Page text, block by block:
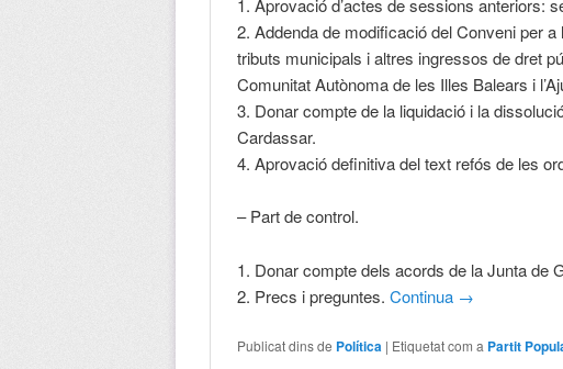
1. Aprovació d’actes de sessions anteriors:
2. Addenda de modificació del Conveni per
tributs municipals i altres ingressos de dret
Comunitat Autònoma de les Illes Balears i
3. Donar compte de la liquidació i la
Cardassar.
4. Aprovació definitiva del text refós de les
– Part de control.
1. Donar compte dels acords de la Junta de
2. Precs i preguntes.Continua →
Publicat dins de Política | Etiquetat com a Partit